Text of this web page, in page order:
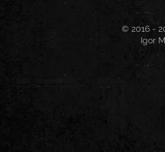
© 2016 -
Igor